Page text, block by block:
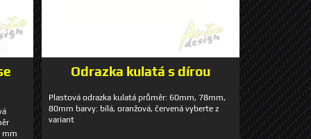
mm
Odrazka kulatá s dírou
Plastová odrazka kulatá průměr: 60mm, 78mm,
80mm barvy: bílá, oranžová, červená vyberte z
variant